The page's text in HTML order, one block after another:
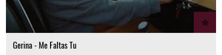
Gerina - Me Faltas Tu